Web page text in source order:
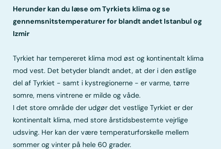
Herunder kan du læse om Tyrkiets klima og se
gennemsnitstemperaturer for blandt andet Istanbul og
Izmir
Tyrkiet har tempereret klima mod øst og kontinentalt klima
mod vest. Det betyder blandt andet, at der i den østlige
del af Tyrkiet - samt i kystregionerne - er varme, tørre
somre, mens vintrene er milde og våde.
I det store område der udgør det vestlige Tyrkiet er der
kontinentalt klima, med store årstidsbestemte vejrlige
udsving. Her kan der være temperaturforskelle mellem
sommer og vinter på hele 60 grader.